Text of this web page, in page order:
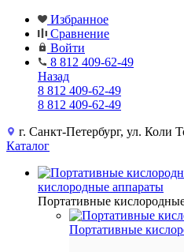
Избранное
Сравнение
Войти
8 812 409-62-49
Назад
8 812 409-62-49
8 812 409-62-49
г. Санкт-Петербург, ул. Коли
Каталог
кислородные аппараты
Портативные
Портативные